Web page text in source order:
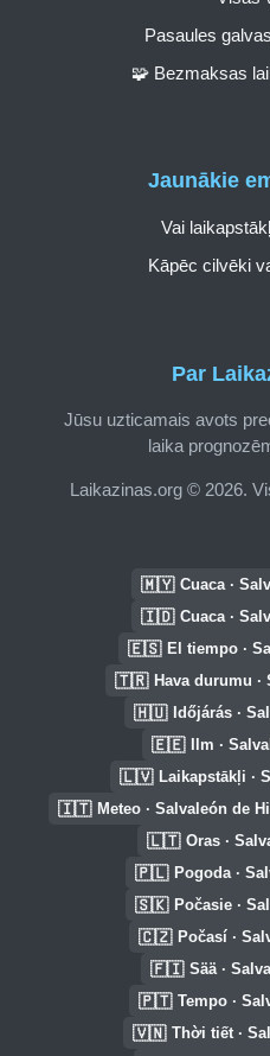
Par
Jūsu uzticamais avots
laika
Laikazinas.org © 2026.
Pasaules
🧩 Bezmaksas
Jaunākie
Vai
Kāpēc cilvēki
🇲🇾 Cuaca ·
🇮🇩 Cuaca ·
🇪🇸 El tiempo ·
🇹🇷 Hava durumu
🇭🇺 Időjárás ·
🇪🇪 Ilm ·
🇱🇻 Laikapstākļi ·
🇮🇹 Meteo · Salvaleón de
🇱🇹 Oras ·
🇵🇱 Pogoda ·
🇸🇰 Počasie ·
🇨🇿 Počasí ·
🇫🇮 Sää ·
🇵🇹 Tempo ·
🇻🇳 Thời tiết ·